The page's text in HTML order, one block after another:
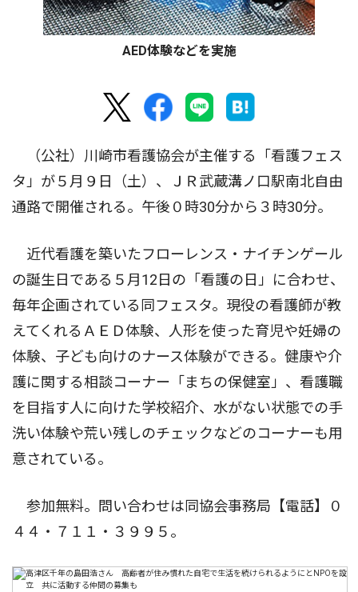
AED体験などを実施
（公社）川崎市看護協会が主催する「看護フェス
タ」が５月９日（土）、ＪＲ武蔵溝ノ口駅南北自由
通路で開催される。午後０時30分から３時30分。
近代看護を築いたフローレンス・ナイチンゲール
の誕生日である５月12日の「看護の日」に合わせ、
毎年企画されている同フェスタ。現役の看護師が教
えてくれるＡＥＤ体験、人形を使った育児や妊婦の
体験、子ども向けのナース体験ができる。健康や介
護に関する相談コーナー「まちの保健室」、看護職
を目指す人に向けた学校紹介、水がない状態での手
洗い体験や荒い残しのチェックなどのコーナーも用
意されている。
参加無料。問い合わせは同協会事務局【電話】０
４４・７１１・３９９５。